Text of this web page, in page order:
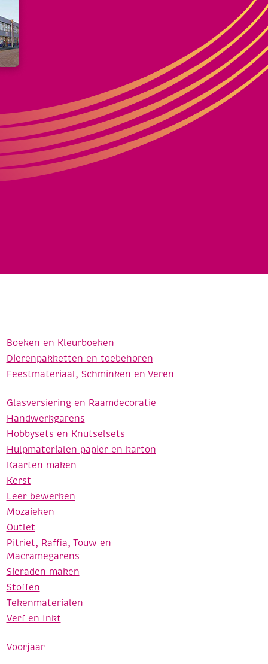
Boeken en Kleurboeken
Dierenpakketten en toebehoren
Feestmateriaal, Schminken en Veren
Glasversiering en Raamdecoratie
Handwerkgarens
Hobbysets en Knutselsets
Hulpmaterialen papier en karton
Kaarten maken
Kerst
Leer bewerken
Mozaieken
Outlet
Pitriet, Raffia, Touw en
Macramegarens
Sieraden maken
Stoffen
Tekenmaterialen
Verf en Inkt
Voorjaar